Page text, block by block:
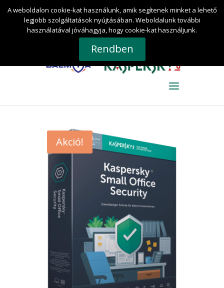
DAEMIA Információ-biztonságtechnikai és
Tanácsadó Kft. +36 30 for KAV 0-24 (+36 30 4
528-024) kaspersky@daemia.hu
0 termék
Akció!
A weboldalon cookie-kat használunk, amik segítenek minket a lehető
legjobb szolgáltatások nyújtásában. Weboldalunk további
használatával jóváhagyja, hogy cookie-kat használjunk.
Rendben